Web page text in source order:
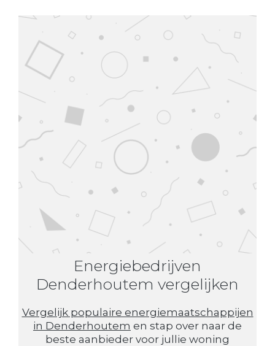
Energiebedrijven
Denderhoutem vergelijken
Vergelijk populaire energiemaatschappijen
in Denderhoutem en stap over naar de
beste aanbieder voor jullie woning